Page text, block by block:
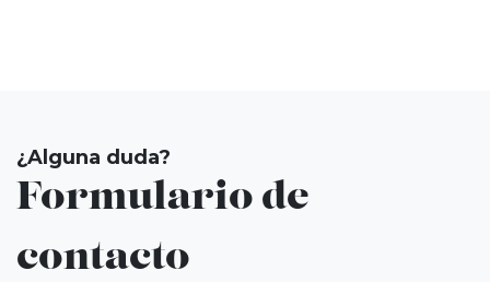
¿Alguna duda?
Formulario de
contacto